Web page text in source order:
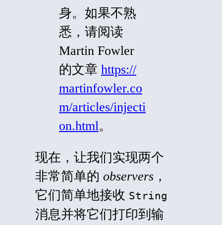
身。如果不熟
悉，请阅读
Martin Fowler
的文章 https://
martinfowler.co
m/articles/injecti
on.html。
现在，让我们实现两个
非常简单的 observers ，
它们简单地接收 String
消息并将它们打印到输